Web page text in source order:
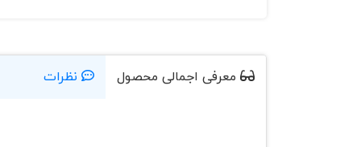
معرفی اجمالی محصول نظرات